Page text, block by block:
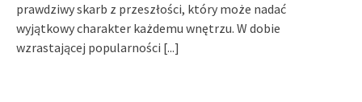
prawdziwy skarb z przeszłości, który może nadać
wyjątkowy charakter każdemu wnętrzu. W dobie
wzrastającej popularności [...]